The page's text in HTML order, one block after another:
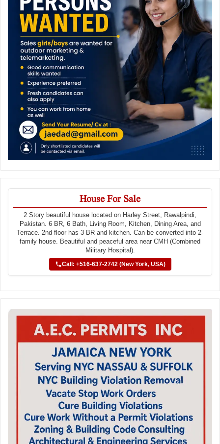
House For Sale
2 Story beautiful house located on Harley Street, Rawalpindi,
Pakistan. 6 BR, 6 Bath, Living Room, Kitchen, Dining Area, and
Terrace. 2nd floor has 3 BR and kitchen. Can be converted into 2-
family house. Beautiful and peaceful area near CMH (Combined
Military Hospital).
Call: +516-637-2742 (New York, USA)